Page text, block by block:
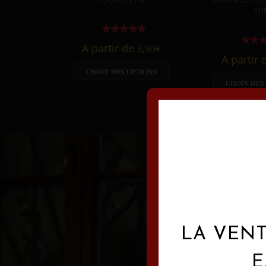
A partir de 6,90€
CHOIX DES OPTIONS
A partir
CHOIX DES
LA